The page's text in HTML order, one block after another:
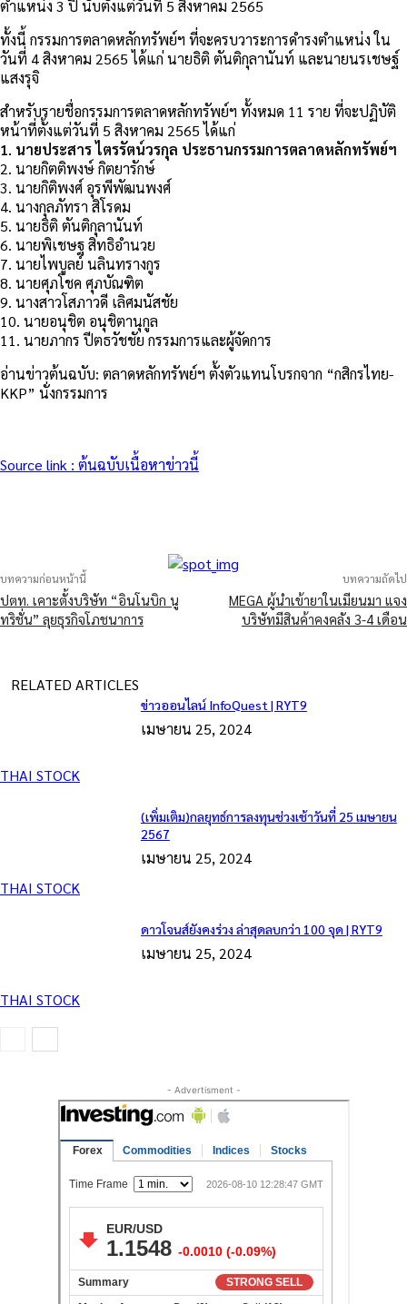
ตำแหน่ง 3 ปี นับตั้งแต่วันที่ 5 สิงหาคม 2565
ทั้งนี้ กรรมการตลาดหลักทรัพย์ฯ ที่จะครบวาระการดำรงตำแหน่ง ใน
วันที่ 4 สิงหาคม 2565 ได้แก่ นายธิติ ตันติกุลานันท์ และนายนรเชษฐ์
แสงรุจิ
สำหรับรายชื่อกรรมการตลาดหลักทรัพย์ฯ ทั้งหมด 11 ราย ที่จะปฏิบัติ
หน้าที่ตั้งแต่วันที่ 5 สิงหาคม 2565 ได้แก่
1. นายประสาร ไตรรัตน์วรกุล ประธานกรรมการตลาดหลักทรัพย์ฯ
2. นายกิตติพงษ์ กิตยารักษ์
3. นายกิติพงศ์ อุรพีพัฒนพงศ์
4. นางกุลภัทรา สิโรดม
5. นายธิติ ตันติกุลานันท์
6. นายพิเชษฐ สิทธิอำนวย
7. นายไพบูลย์ นลินทรางกูร
8. นายศุภโชค ศุภบัณฑิต
9. นางสาวโสภาวดี เลิศมนัสชัย
10. นายอนุชิต อนุชิตานุกูล
11. นายภากร ปีตธวัชชัย กรรมการและผู้จัดการ
อ่านข่าวต้นฉบับ: ตลาดหลักทรัพย์ฯ ตั้งตัวแทนโบรกจาก “กสิกรไทย-
KKP” นั่งกรรมการ
Source link : ต้นฉบับเนื้อหาข่าวนี้
บทความก่อนหน้านี้
ปตท. เคาะตั้งบริษัท “อินโนบิก นู
ทริชั่น” ลุยธุรกิจโภชนาการ
บทความถัดไป
MEGA ผู้นำเข้ายาในเมียนมา แจง
บริษัทมีสินค้าคงคลัง 3-4 เดือน
RELATED ARTICLES
THAI STOCK
ข่าวออนไลน์ InfoQuest | RYT9
เมษายน 25, 2024
THAI STOCK
(เพิ่มเติม)กลยุทธ์การลงทุนช่วงเช้าวันที่ 25 เมษายน
2567
เมษายน 25, 2024
THAI STOCK
ดาวโจนส์ยังคงร่วง ล่าสุดลบกว่า 100 จุด | RYT9
เมษายน 25, 2024
- Advertisment -